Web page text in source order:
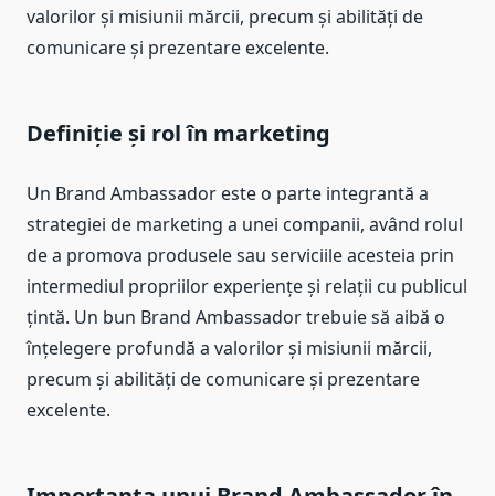
valorilor și misiunii mărcii, precum și abilități de
comunicare și prezentare excelente.
Definiție și rol în marketing
Un Brand Ambassador este o parte integrantă a
strategiei de marketing a unei companii, având rolul
de a promova produsele sau serviciile acesteia prin
intermediul propriilor experiențe și relații cu publicul
țintă. Un bun Brand Ambassador trebuie să aibă o
înțelegere profundă a valorilor și misiunii mărcii,
precum și abilități de comunicare și prezentare
excelente.